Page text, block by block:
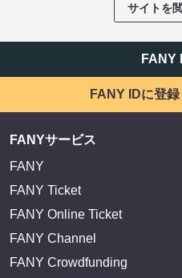
サイトを
FANY
FANY IDに登
FANYサービス
FANY
FANY Ticket
FANY Online Ticket
FANY Channel
FANY Crowdfunding